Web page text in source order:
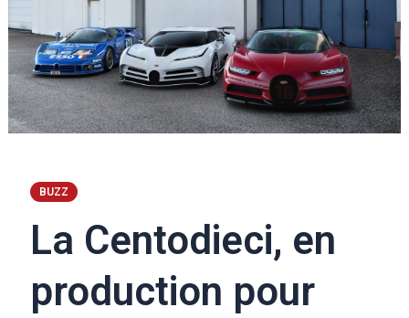
BUZZ
La Centodieci, en
production pour